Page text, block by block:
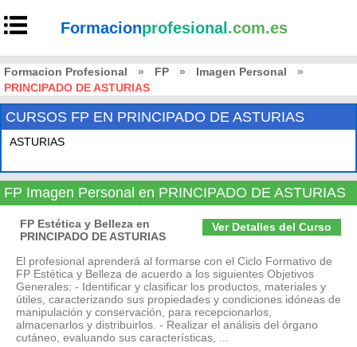
Formacionprofesional .com.es
Formacion Profesional » FP » Imagen Personal
»
PRINCIPADO DE ASTURIAS
CURSOS FP EN PRINCIPADO DE ASTURIAS
ASTURIAS
FP Imagen Personal en PRINCIPADO DE ASTURIAS
Ver Detalles del Curso
FP Estética y Belleza en
PRINCIPADO DE ASTURIAS
El profesional aprenderá al formarse con el Ciclo Formativo de
FP Estética y Belleza de acuerdo a los siguientes Objetivos
Generales: - Identificar y clasificar los productos, materiales y
útiles, caracterizando sus propiedades y condiciones idóneas de
manipulación y conservación, para recepcionarlos,
almacenarlos y distribuirlos. - Realizar el análisis del órgano
cutáneo, evaluando sus características, ...